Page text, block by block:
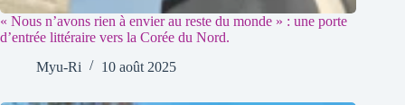
« Nous n’avons rien à envier au reste du monde » : une porte
d’entrée littéraire vers la Corée du Nord.
Myu-Ri
10 août 2025